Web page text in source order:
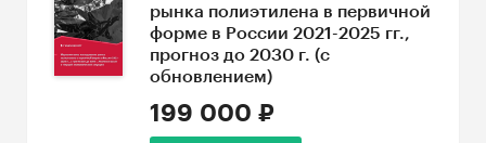
рынка полиэтилена в первичной
форме в России 2021-2025 гг.,
прогноз до 2030 г. (с
обновлением)
199 000 ₽